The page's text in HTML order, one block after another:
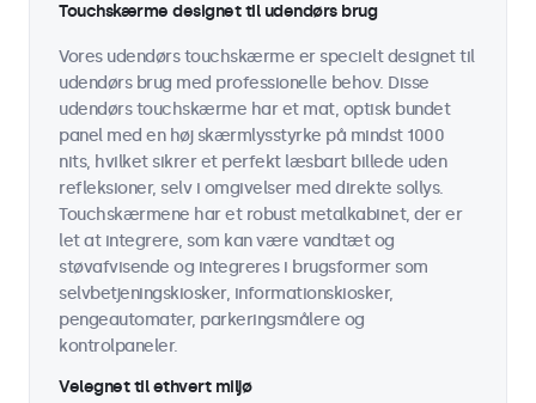
Touchskærme designet til udendørs brug
Vores udendørs touchskærme er specielt designet til
udendørs brug med professionelle behov. Disse
udendørs touchskærme har et mat, optisk bundet
panel med en høj skærmlysstyrke på mindst 1000
nits, hvilket sikrer et perfekt læsbart billede uden
refleksioner, selv i omgivelser med direkte sollys.
Touchskærmene har et robust metalkabinet, der er
let at integrere, som kan være vandtæt og
støvafvisende og integreres i brugsformer som
selvbetjeningskiosker, informationskiosker,
pengeautomater, parkeringsmålere og
kontrolpaneler.
Velegnet til ethvert miljø